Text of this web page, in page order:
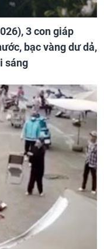
3 con giáp
bạc vàng dư dả,
sáng